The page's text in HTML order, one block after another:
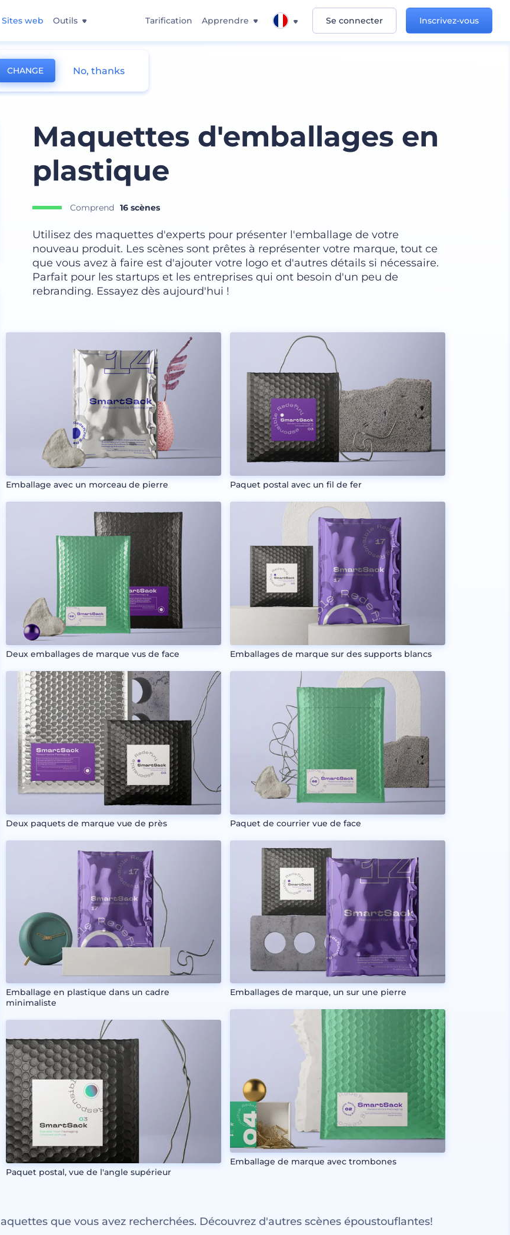
Sites web Outils Tarification Apprendre Se connecter Inscrivez-vous
Maquettes d'emballages en
plastique
Comprend 16 scènes
Utilisez des maquettes d'experts pour présenter l'emballage de votre
nouveau produit. Les scènes sont prêtes à représenter votre marque, tout ce
que vous avez à faire est d'ajouter votre logo et d'autres détails si nécessaire.
Parfait pour les startups et les entreprises qui ont besoin d'un peu de
rebranding. Essayez dès aujourd'hui !
Emballage avec un morceau de pierre
Deux emballages de marque vus de face
Deux paquets de marque vue de près
Emballage en plastique dans un cadre
minimaliste
Paquet postal, vue de l'angle supérieur
Paquet postal avec un fil de fer
Emballages de marque sur des supports blancs
Paquet de courrier vue de face
Emballages de marque, un sur une pierre
Emballage de marque avec trombones
que vous avez recherchées. Découvrez d'autres scènes époustouflantes!
CHANGE No, thanks